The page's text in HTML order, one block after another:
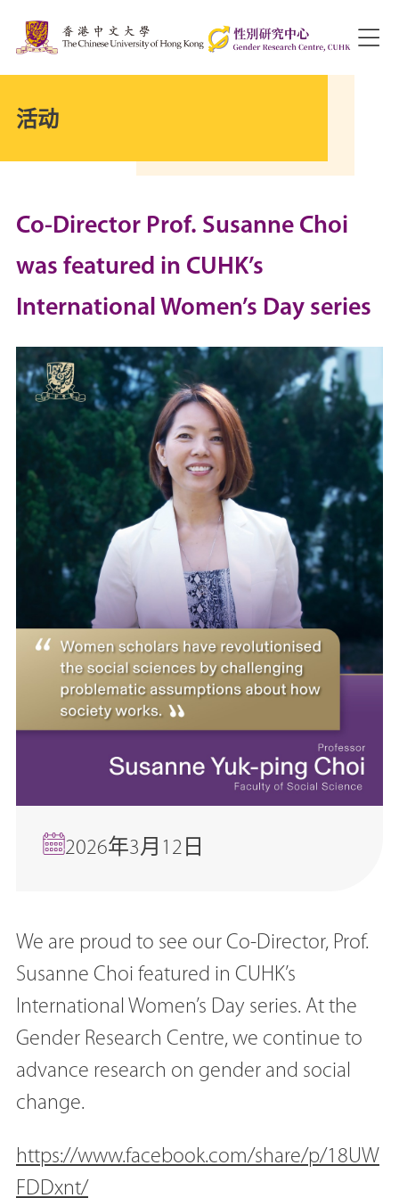
活动
Co-Director Prof. Susanne Choi
was featured in CUHK’s
International Women’s Day series
2026年3月12日
We are proud to see our Co-Director, Prof.
Susanne Choi featured in CUHK’s
International Women’s Day series. At the
Gender Research Centre, we continue to
advance research on gender and social
change.
https://www.facebook.com/share/p/18UW
FDDxnt/